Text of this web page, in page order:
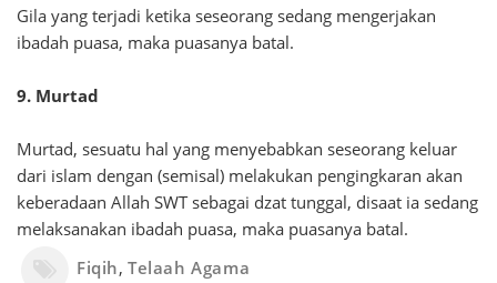
Gila yang terjadi ketika seseorang sedang mengerjakan
ibadah puasa, maka puasanya batal.
9. Murtad
Murtad, sesuatu hal yang menyebabkan seseorang keluar
dari islam dengan (semisal) melakukan pengingkaran akan
keberadaan Allah SWT sebagai dzat tunggal, disaat ia sedang
melaksanakan ibadah puasa, maka puasanya batal.
Fiqih, Telaah Agama